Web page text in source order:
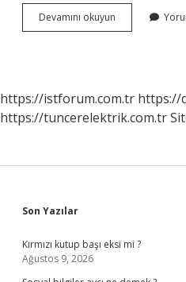
Devamını okuyun
Hangi
https://istforum.com.tr https://
https://tuncerelektrik.com.tr
Sidebar
Son Yazılar
Kırmızı kutup başı eksi mi ?
Ağustos 9, 2026